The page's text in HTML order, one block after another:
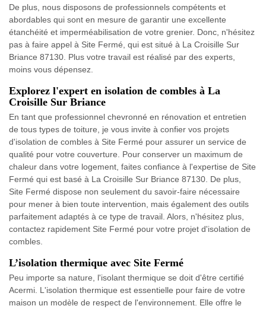
De plus, nous disposons de professionnels compétents et
abordables qui sont en mesure de garantir une excellente
étanchéité et imperméabilisation de votre grenier. Donc, n'hésitez
pas à faire appel à Site Fermé, qui est situé à La Croisille Sur
Briance 87130. Plus votre travail est réalisé par des experts,
moins vous dépensez.
Explorez l'expert en isolation de combles à La
Croisille Sur Briance
En tant que professionnel chevronné en rénovation et entretien
de tous types de toiture, je vous invite à confier vos projets
d'isolation de combles à Site Fermé pour assurer un service de
qualité pour votre couverture. Pour conserver un maximum de
chaleur dans votre logement, faites confiance à l'expertise de Site
Fermé qui est basé à La Croisille Sur Briance 87130. De plus,
Site Fermé dispose non seulement du savoir-faire nécessaire
pour mener à bien toute intervention, mais également des outils
parfaitement adaptés à ce type de travail. Alors, n'hésitez plus,
contactez rapidement Site Fermé pour votre projet d'isolation de
combles.
L’isolation thermique avec Site Fermé
Peu importe sa nature, l'isolant thermique se doit d'être certifié
Acermi. L'isolation thermique est essentielle pour faire de votre
maison un modèle de respect de l'environnement. Elle offre le